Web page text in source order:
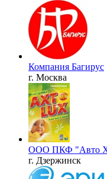
Компания Багирус
г. Москва
ООО ПКФ "Авто
г. Дзержинск